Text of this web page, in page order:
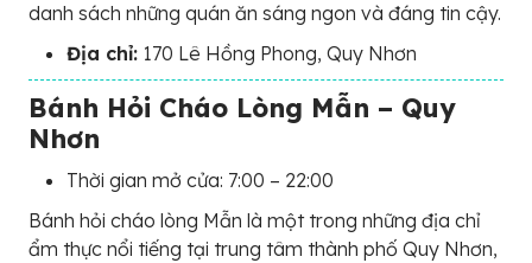
danh sách những quán ăn sáng ngon và đáng tin cậy.
Địa chỉ: 170 Lê Hồng Phong, Quy Nhơn
Bánh Hỏi Cháo Lòng Mẫn – Quy
Nhơn
Thời gian mở cửa: 7:00 – 22:00
Bánh hỏi cháo lòng Mẫn là một trong những địa chỉ
ẩm thực nổi tiếng tại trung tâm thành phố Quy Nhơn,